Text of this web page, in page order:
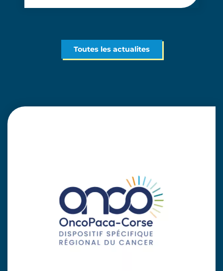
Toutes les actualites